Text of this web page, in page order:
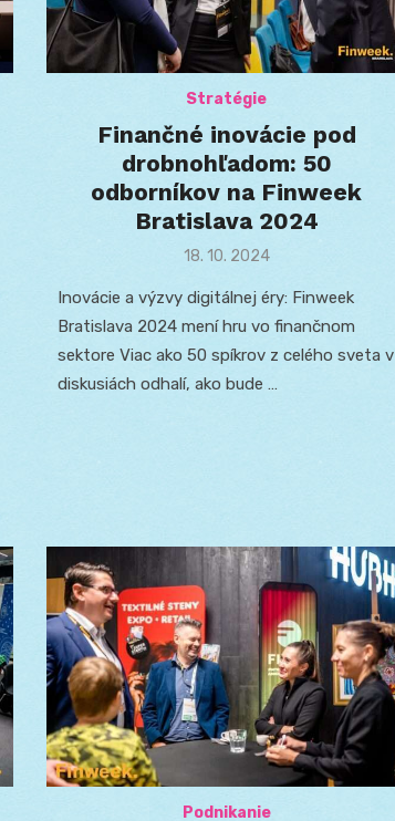
Stratégie
Finančné inovácie pod
drobnohľadom: 50
odborníkov na Finweek
Bratislava 2024
Posted
18. 10. 2024
Inovácie a výzvy digitálnej éry: Finweek
Bratislava 2024 mení hru vo finančnom
sektore Viac ako 50 spíkrov z celého sveta v
diskusiách odhalí, ako bude …
Podnikanie